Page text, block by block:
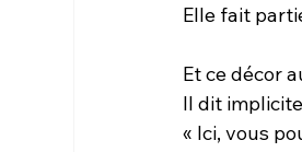
Elle fait
Et ce décor
Il dit
« Ici, vous